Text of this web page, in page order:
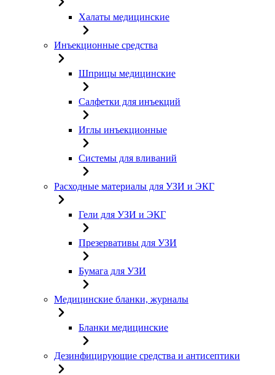
Халаты медицинские
Инъекционные средства
Шприцы медицинские
Салфетки для инъекций
Иглы инъекционные
Системы для вливаний
Расходные материалы для УЗИ и ЭКГ
Гели для УЗИ и ЭКГ
Презервативы для УЗИ
Бумага для УЗИ
Медицинские бланки, журналы
Бланки медицинские
Дезинфицирующие средства и антисептики